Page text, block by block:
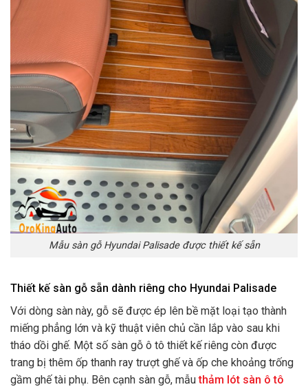
Mẫu sàn gỗ Hyundai Palisade được thiết kế sẵn
Thiết kế sàn gỗ sẵn dành riêng cho Hyundai Palisade
Với dòng sàn này, gỗ sẽ được ép lên bề mặt loại tạo thành
miếng phẳng lớn và kỹ thuật viên chủ cần lắp vào sau khi
tháo dồi ghế. Một số sàn gỗ ô tô thiết kế riêng còn được
trang bị thêm ốp thanh ray trượt ghế và ốp che khoảng trống
gầm ghế tài phụ. Bên cạnh sàn gỗ, mẫuthảm lót sàn ô tô